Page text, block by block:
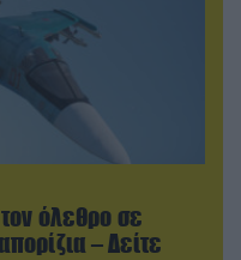
όλεθρο σε
– Δείτε